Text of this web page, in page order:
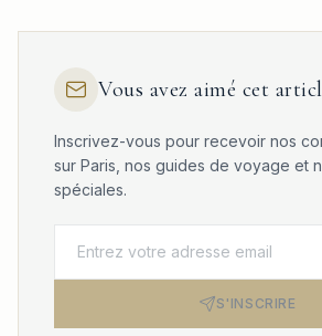
Vous avez aimé cet
Inscrivez-vous pour recevoir nos
sur Paris, nos guides de voyage et
spéciales.
S'INSCRIRE